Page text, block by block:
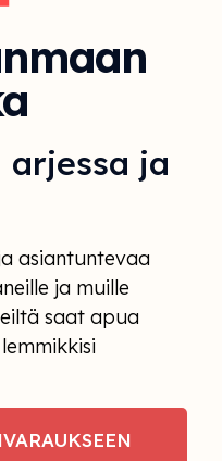
ja
asiantuntevaa
ja muille
saat apua